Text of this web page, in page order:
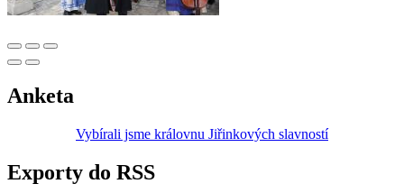
Anketa
Vybírali jsme královnu Jiřinkových slavností
Exporty do RSS